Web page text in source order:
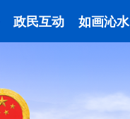
政民互动 如画沁水